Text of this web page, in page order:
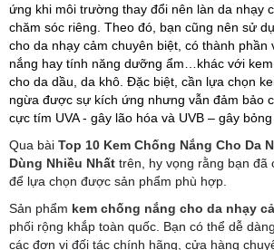
ứng khi môi trường thay đổi nên làn da nhạy
chăm sóc riêng. Theo đó, bạn cũng nên sử
cho da nhạy cảm chuyên biệt, có thành phần
nắng hay tính năng dưỡng ẩm…khác với
cho da dầu, da khô. Đặc biệt, cần lựa chọn
ngừa được sự kích ứng nhưng vẫn đảm bảo
cực tím UVA - gây lão hóa và UVB – gây bỏng
Qua bài Top 10 Kem Chống Nắng Cho Da
Dùng Nhiều Nhất trên, hy vọng rằng bạn đã
để lựa chọn được sản phẩm phù hợp.
Sản phẩm kem chống nắng cho da nhạy
phối rộng khắp toàn quốc. Bạn có thể dễ
các đơn vị đối tác chính hãng, cửa hàng